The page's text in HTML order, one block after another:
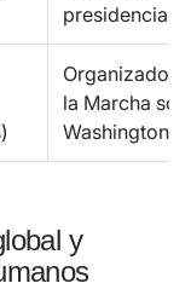
presidencial
Organizador
la Marcha
Washington
y